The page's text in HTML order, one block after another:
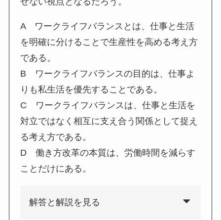
A ワークライフバランスとは、仕事と生活
を明確に分けることで生産性を高める考え方
である。
B ワークライフバランスの目的は、仕事よ
りも私生活を優先することである。
C ワークライフバランスは、仕事と生活を
対立ではなく相互に支え合う関係として捉え
る考え方である。
D 働き方改革の本質は、労働時間を減らす
ことだけにある。
解答と解説を見る